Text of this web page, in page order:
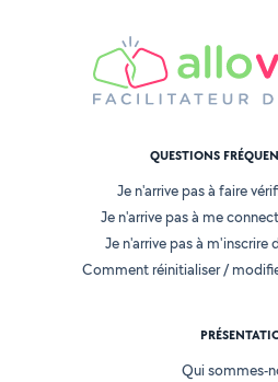
QUESTIONS
Je n'arrive pas à faire
Je n'arrive pas à me
Je n'arrive pas à m'inscrire
Comment réinitialiser /
Qui sommes-